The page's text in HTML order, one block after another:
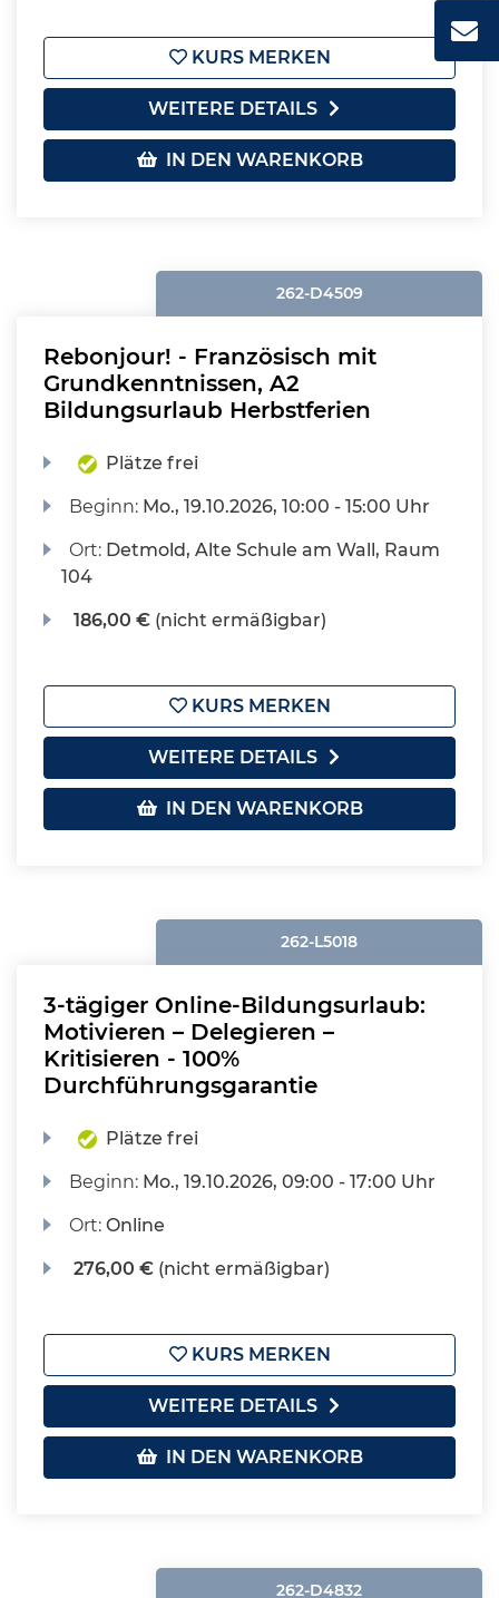
KURS MERKEN
WEITERE DETAILS
IN DEN WARENKORB
262-D4509
Rebonjour! - Französisch mit
Grundkenntnissen, A2
Bildungsurlaub Herbstferien
Plätze frei
Beginn: Mo., 19.10.2026, 10:00 - 15:00 Uhr
Ort: Detmold, Alte Schule am Wall, Raum
104
186,00 € (nicht ermäßigbar)
KURS MERKEN
WEITERE DETAILS
IN DEN WARENKORB
262-L5018
3-tägiger Online-Bildungsurlaub:
Motivieren – Delegieren –
Kritisieren - 100%
Durchführungsgarantie
Plätze frei
Beginn: Mo., 19.10.2026, 09:00 - 17:00 Uhr
Ort:Online
276,00 € (nicht ermäßigbar)
KURS MERKEN
WEITERE DETAILS
IN DEN WARENKORB
262-D4832